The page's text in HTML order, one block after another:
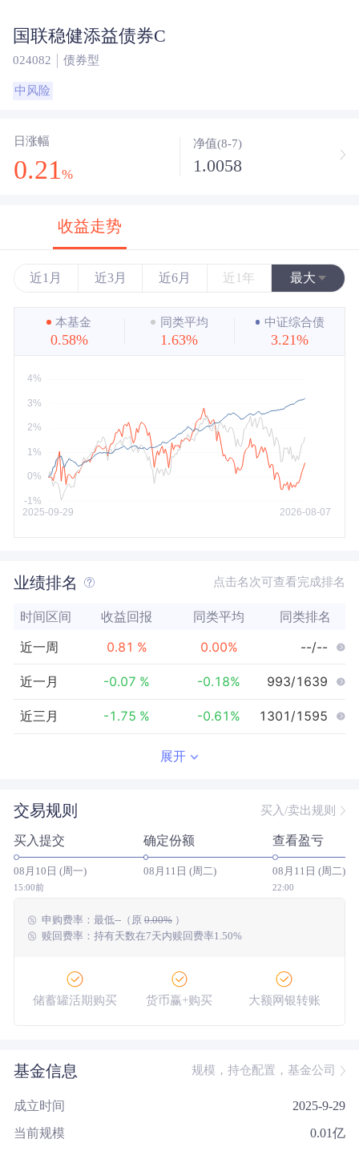
国联稳健添益债券C
024082 债券型
中风险
日涨幅
0.21 %
净值(8-7)
1.0058
收益走势
近1月 近3月 近6月 近1年 最大
近3年
近5年
本基金
0.58%
同类平均
1.63%
中证综合债
3.21%
业绩排名 点击名次可查看完成排名
时间区间 收益回报 同类平均 同类排名
近一周 0.81 % 0.00% --/--
近一月 -0.07 % -0.18% 993/1639
近三月 -1.75 % -0.61 % 1301/1595
近三年 --/--
近五年 -- 0.00% --/--
今年以来 1028/1446
成立以来 0.58%
展开
交易规则 买入/卖出规则
买入提交
08月10日 (周一)
15:00前
确定份额
08月11日 (周二)
查看盈亏
08月11日 (周二)
22:00
申购费率： 最低--（原 0.00%）
赎回费率：持有天数在7天内赎回费率1.50%
储蓄罐活期购买 货币赢+购买 大额网银转账
基金信息 规模，持仓配置，基金公司
成立时间 2025-9-29
当前规模 0.01亿